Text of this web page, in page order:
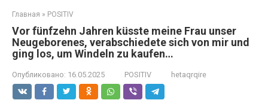
Главная » POSITIV
Vor fünfzehn Jahren küsste meine Frau unser
Neugeborenes, verabschiedete sich von mir und
ging los, um Windeln zu kaufen…
Опубликовано: 16.05.2025 POSITIV hetaqrqire